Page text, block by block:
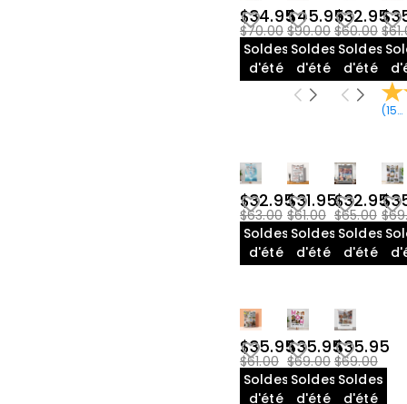
$34.95
$70.00
Soldes
d'été
$45.95
$90.00
Soldes
d'été
$32.95
$60.00
Soldes
d'été
(15
$32.95
$63.00
Soldes
d'été
$31.95
$61.00
Soldes
d'été
$32.95
$65.00
Soldes
d'été
$35.95
$61.00
Soldes
d'été
$35.95
$69.00
Soldes
d'été
$35.95
$69.00
Soldes
d'été